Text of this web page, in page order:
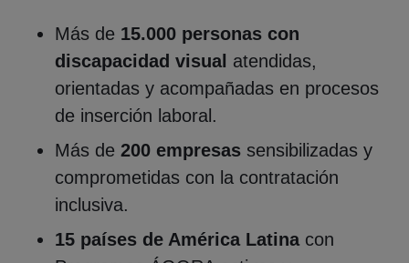
Más de 15.000 personas con
discapacidad visual atendidas,
orientadas y acompañadas en procesos
de inserción laboral.
Más de 200 empresas sensibilizadas y
comprometidas con la contratación
inclusiva.
15 países de América Latina con